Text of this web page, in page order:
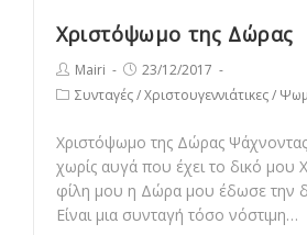
Χριστόψωμο της Δώρας
Post
author:
Mairi
Post
published:
23/12/2017
PostΣυνταγές/Χριστουγεννιάτικες/
Χριστόψωμο της Δώρας
χωρίς αυγά που έχει το δικό μου
φίλη μου η Δώρα μου έδωσε την
Είναι μια συνταγή τόσο νόστιμη…